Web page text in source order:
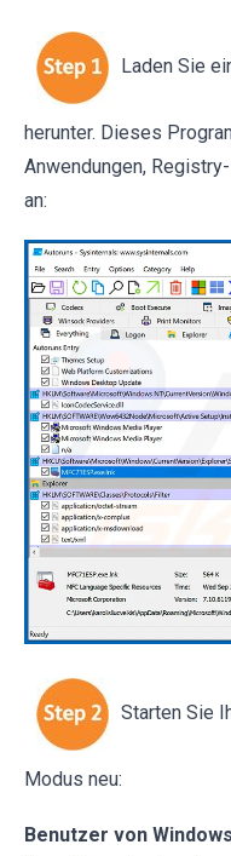
Laden Sie
herunter. Dieses
Anwendungen,
an:
Starten Sie
Modus neu:
Benutzer von